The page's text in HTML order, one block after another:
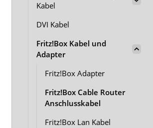
Kabel
DVI Kabel
Fritz!Box Kabel und
Adapter
Fritz!Box Adapter
Fritz!Box Cable Router
Anschlusskabel
Fritz!Box Lan Kabel